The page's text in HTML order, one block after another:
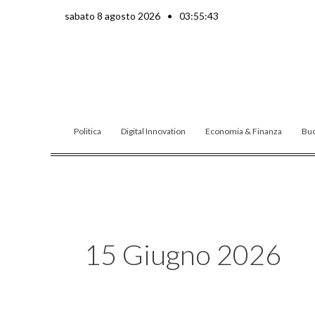
sabato 8 agosto 2026 • 03:55:45
Politica Digital Innovation Economia & Finanza
15 Giugno 2026